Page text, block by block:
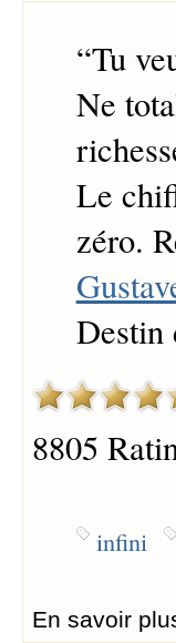
“Tu
Ne
Le
zéro.
Destin
8805
infini
En savoir